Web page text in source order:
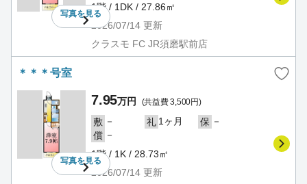
写真を見る
1階 / 1DK / 27.86㎡
2026/07/14 更新
クラスモ FC JR須磨駅前店
＊＊＊号室
写真を見る
7.95万円 (共益費 3,500円)
敷 － 礼 1ヶ月 保 －
償 －
1階 / 1K / 28.73㎡
2026/07/14 更新